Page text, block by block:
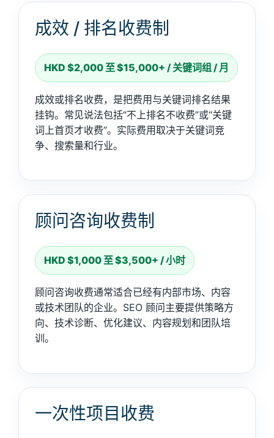
成效 / 排名收费制
HKD $2,000 至 $15,000+ / 关键词组 / 月
成效或排名收费，是把费用与关键词排名结果
挂钩。常见说法包括“不上排名不收费”或“关键
词上首页才收费”。实际费用取决于关键词竞
争、搜索量和行业。
顾问咨询收费制
HKD $1,000 至 $3,500+ / 小时
顾问咨询收费通常适合已经有内部市场、内容
或技术团队的企业。SEO 顾问主要提供策略方
向、技术诊断、优化建议、内容规划和团队培
训。
一次性项目收费